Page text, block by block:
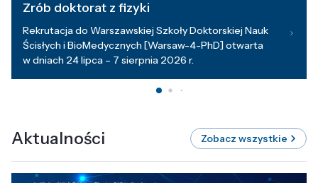
Zrób doktorat z fizyki
Rekrutacja do Warszawskiej Szkoły Doktorskiej Nauk
Ścisłych i BioMedycznych [Warsaw-4-PhD] otwarta
w dniach 24 lipca – 7 sierpnia 2026 r.
Aktualności Zobacz wszystkie